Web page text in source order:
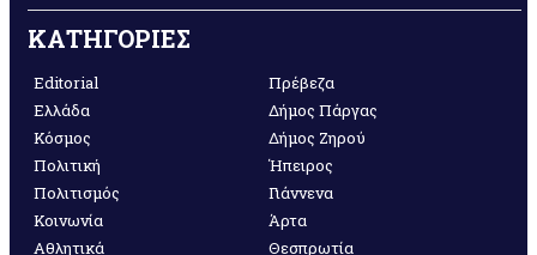
ΚΑΤΗΓΟΡΙΕΣ
Editorial
Ελλάδα
Κόσμος
Πολιτική
Πολιτισμός
Κοινωνία
Αθλητικά
Πρέβεζα
Δήμος Πάργας
Δήμος Ζηρού
Ήπειρος
Γιάννενα
Άρτα
Θεσπρωτία